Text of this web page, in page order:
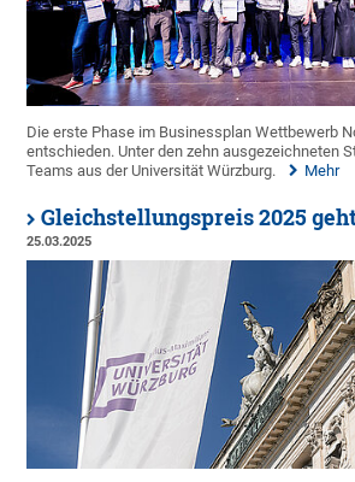
Die erste Phase im Businessplan Wettbewerb
entschieden. Unter den zehn ausgezeichneten
Teams aus der Universität Würzburg.
Mehr
Gleichstellungspreis 2025
25.03.2025